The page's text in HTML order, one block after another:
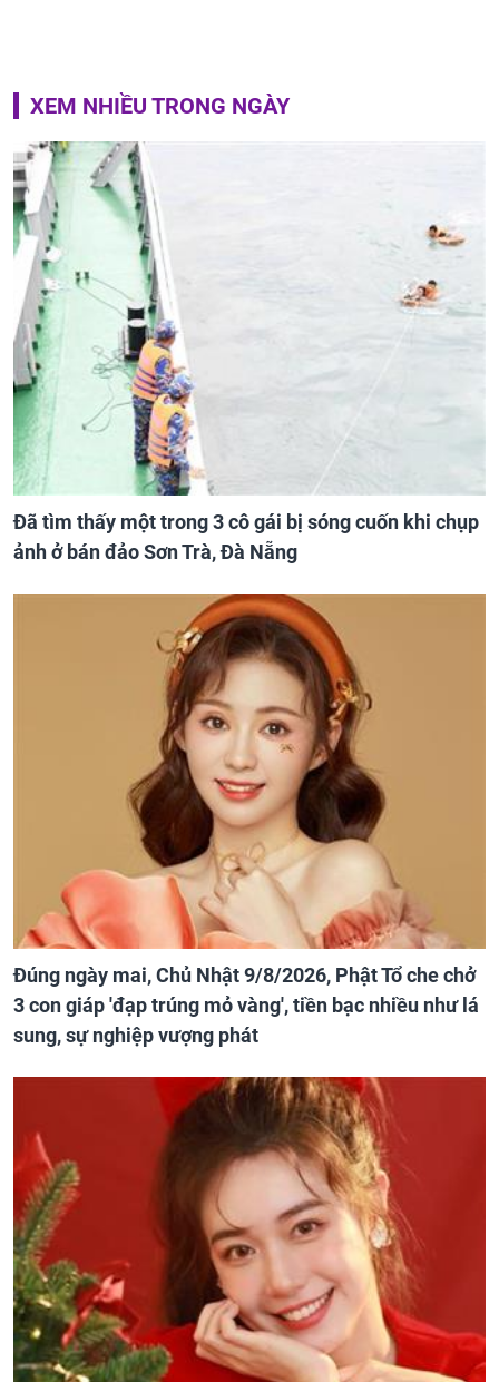
XEM NHIỀU TRONG NGÀY
Đã tìm thấy một trong 3 cô gái bị sóng cuốn khi chụp
ảnh ở bán đảo Sơn Trà, Đà Nẵng
Đúng ngày mai, Chủ Nhật 9/8/2026, Phật Tổ che chở
3 con giáp 'đạp trúng mỏ vàng', tiền bạc nhiều như lá
sung, sự nghiệp vượng phát